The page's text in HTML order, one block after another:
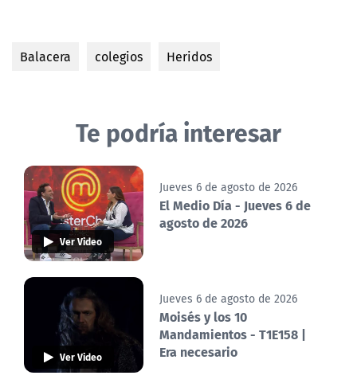
Balacera colegios Heridos
Te podría interesar
Ver Video
Jueves 6 de agosto de 2026
El Medio Día - Jueves 6 de
agosto de 2026
Ver Video
Jueves 6 de agosto de 2026
Moisés y los 10
Mandamientos - T1E158 |
Era necesario